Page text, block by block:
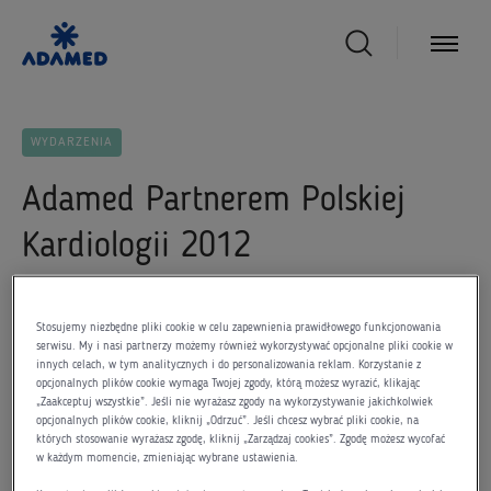
WYDARZENIA
Adamed Partnerem Polskiej
Kardiologii 2012
Małgorzata Adamkiewicz, Dyrektor Generalny Grupy
Adamed: Przyznanie firmie Adamed po raz kolejny tytułu
Stosujemy niezbędne pliki cookie w celu zapewnienia prawidłowego funkcjonowania
serwisu. My i nasi partnerzy możemy również wykorzystywać opcjonalne pliki cookie w
innych celach, w tym analitycznych i do personalizowania reklam. Korzystanie z
opcjonalnych plików cookie wymaga Twojej zgody, którą możesz wyrazić, klikając
„Zaakceptuj wszystkie”. Jeśli nie wyrażasz zgody na wykorzystywanie jakichkolwiek
opcjonalnych plików cookie, kliknij „Odrzuć”. Jeśli chcesz wybrać pliki cookie, na
których stosowanie wyrażasz zgodę, kliknij „Zarządzaj cookies”. Zgodę możesz wycofać
w każdym momencie, zmieniając wybrane ustawienia.